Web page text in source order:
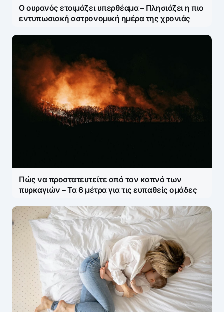
Ο ουρανός ετοιμάζει υπερθέαμα – Πλησιάζει η πιο
εντυπωσιακή αστρονομική ημέρα της χρονιάς
Πώς να προστατευτείτε από τον καπνό των
πυρκαγιών – Τα 6 μέτρα για τις ευπαθείς ομάδες